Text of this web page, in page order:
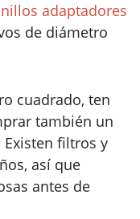
adaptadores
de diámetro
cuadrado, ten
también un
filtros y
así que
antes de